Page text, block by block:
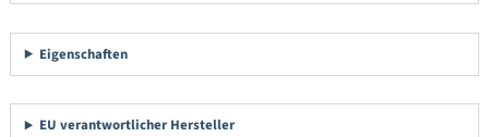
Eigenschaften
EU verantwortlicher Hersteller